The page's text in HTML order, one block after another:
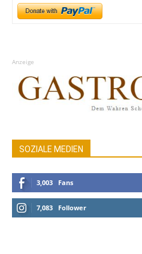
Anzeige
SOZIALE MEDIEN
3,003 Fans
7,083 Follower